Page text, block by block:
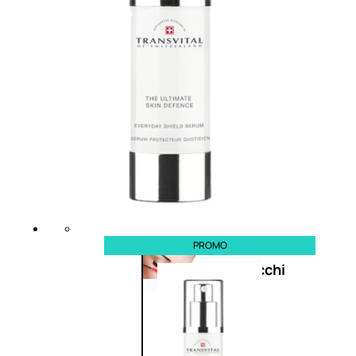
Bb E Cc Cream
Matita Occhi
Matita Sopracciglia
Mascara
Gloss
Smalto Effetti Speciali
Solventi Unghie
Occhi
occhi
PROMO